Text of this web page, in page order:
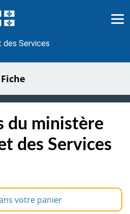
des Services
Fiche
du ministère
des Services
votre panier